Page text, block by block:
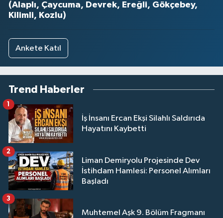
(Alaplı, Çaycuma, Devrek, Ereğli, Gökçebey,
Kilimli, Kozlu)
Ankete Katıl
Trend Haberler
İş İnsanı Ercan Ekşi Silahlı Saldırıda
Hayatını Kaybetti
1
Liman Demiryolu Projesinde Dev
İstihdam Hamlesi: Personel Alımları
Başladı
2
Muhtemel Aşk 9. Bölüm Fragmanı
3